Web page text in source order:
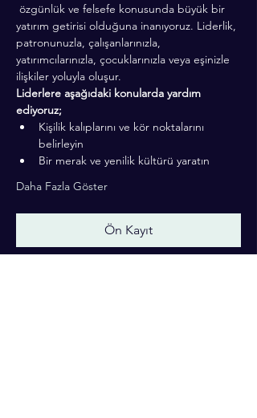
özgünlük ve felsefe konusunda büyük bir
yatırım getirisi olduğuna inanıyoruz. Liderlik,
patronunuzla, çalışanlarınızla,
yatırımcılarınızla, çocuklarınızla veya eşinizle
ilişkiler yoluyla oluşur.
Liderlere aşağıdaki konularda yardım
ediyoruz;
Kişilik kalıplarını ve kör noktalarını
belirleyin
Bir merak ve yenilik kültürü yaratın
Daha Fazla Göster
Ön Kayıt